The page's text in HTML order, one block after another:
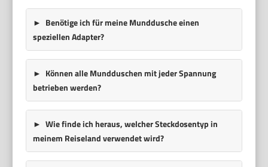
Benötige ich für meine Munddusche einen
speziellen Adapter?
Können alle Mundduschen mit jeder Spannung
betrieben werden?
Wie finde ich heraus, welcher Steckdosentyp in
meinem Reiseland verwendet wird?